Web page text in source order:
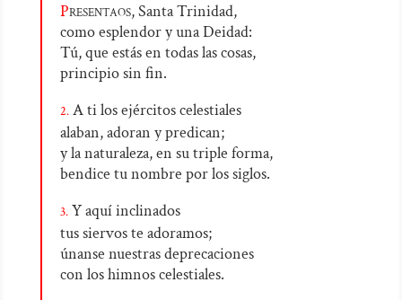
Presentaos,Santa Trinidad,
como esplendor y una Deidad:
Tú, que estás en todas las cosas,
principio sin fin.
2.A ti los ejércitos celestiales
alaban, adoran y predican;
y la naturaleza, en su triple forma,
bendice tu nombre por los siglos.
3.Y aquí inclinados
tus siervos te adoramos;
únanse nuestras deprecaciones
con los himnos celestiales.